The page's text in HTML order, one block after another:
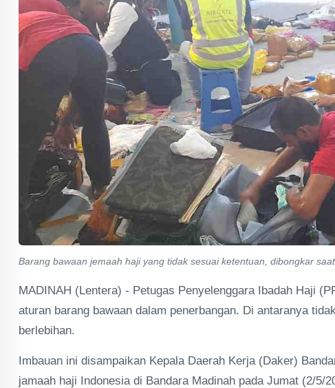
Barang bawaan jemaah haji yang tidak sesuai ketentuan, dibongkar
MADINAH (Lentera) - Petugas Penyelenggara Ibadah Haji
aturan barang bawaan dalam penerbangan. Di antaranya
berlebihan.
Imbauan ini disampaikan Kepala Daerah Kerja (Daker)
jamaah haji Indonesia di Bandara Madinah pada Jumat (2/5/